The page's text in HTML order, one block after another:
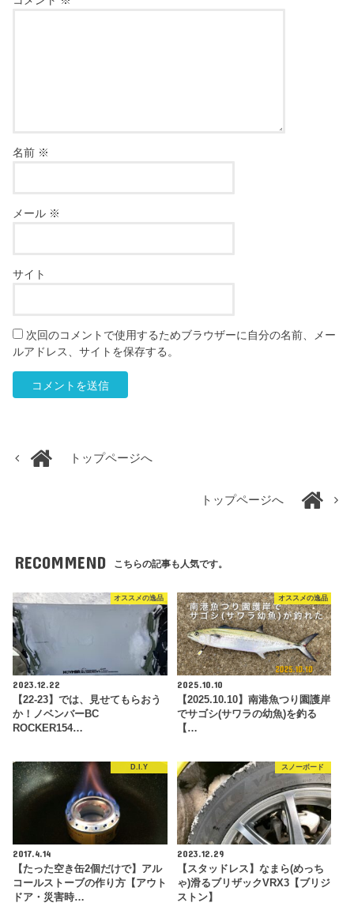
名前 ※
メール ※
サイト
次回のコメントで使用するためブラウザーに自分の名前、メー
ルアドレス、サイトを保存する。
トップページへ
トップページへ
RECOMMEND こちらの記事も人気です。
オススメの逸品
2023.12.22
【22-23】では、見せてもらおう
か！ノベンバーBC
ROCKER154…
オススメの逸品
2025.10.10
【2025.10.10】南港魚つり園護岸
でサゴシ(サワラの幼魚)を釣る
【…
D.I.Y
2017.4.14
【たった空き缶2個だけで】アル
コールストーブの作り方【アウト
ドア・災害時…
スノーボード
2023.12.29
【スタッドレス】なまら(めっち
ゃ)滑るブリザックVRX3【ブリジ
ストン】